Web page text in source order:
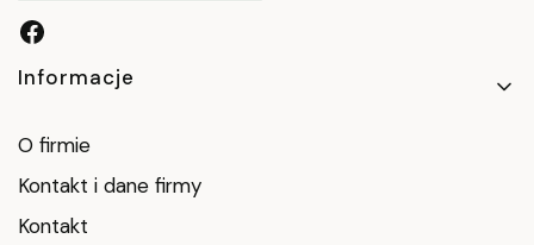
Linki w stopce
Informacje
O firmie
Kontakt i dane firmy
Kontakt